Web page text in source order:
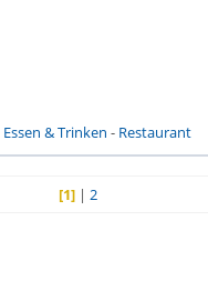
Essen & Trinken - Restaurant
[1] |2